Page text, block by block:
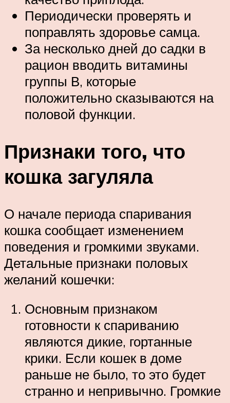
Периодически проверять и
поправлять здоровье самца.
За несколько дней до садки в
рацион вводить витамины
группы В, которые
положительно сказываются на
половой функции.
Признаки того, что
кошка загуляла
О начале периода спаривания
кошка сообщает изменением
поведения и громкими звуками.
Детальные признаки половых
желаний кошечки:
Основным признаком
готовности к спариванию
являются дикие, гортанные
крики. Если кошек в доме
раньше не было, то это будет
странно и непривычно. Громкие